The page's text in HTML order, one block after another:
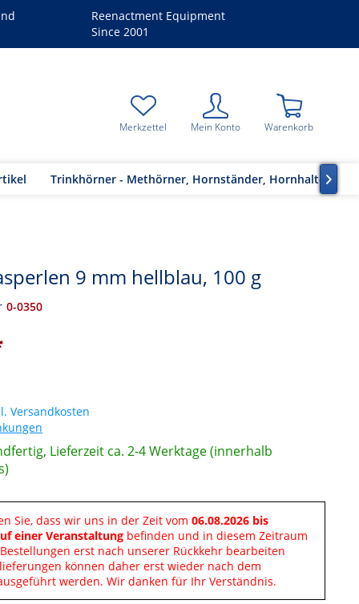
Reenactment Equipment
Since 2001
Merkzettel Mein Konto Warenkorb
Trinkhörner - Methörner, Hornständer, Hornhalter
9 mm hellblau, 100 g
0-0350
Versandkosten
Lieferzeit ca. 2-4 Werktage (innerhalb
Sie, dass wir uns in der Zeit vom 06.08.2026 bis
einer Veranstaltung befinden und in diesem Zeitraum
erst nach unserer Rückkehr bearbeiten
können daher erst wieder nach dem
werden. Wir danken für Ihr Verständnis.